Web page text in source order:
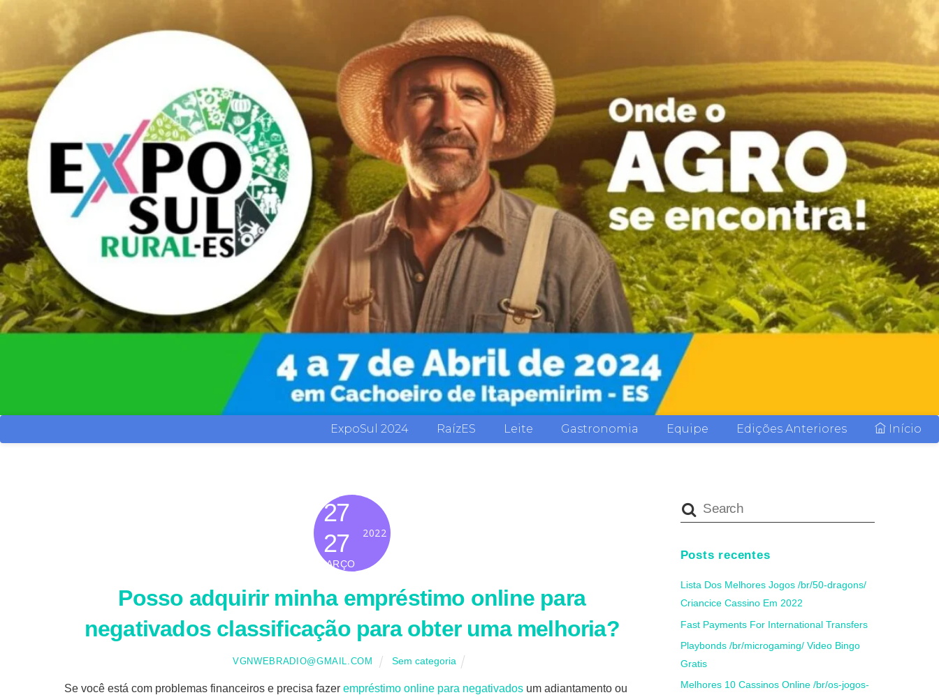
ExpoSul 2024 RaízES Leite Gastronomia Equipe Edições Anteriores Início
27
27
MARÇO
2022
Posso adquirir minha empréstimo online para
negativados classificação para obter uma melhoria?
VGNWEBRADIO@GMAIL.COM Sem categoria
Se você está com problemas financeiros e precisa fazer empréstimo online para negativados um adiantamento ou
Posts recentes
Lista Dos Melhores Jogos /br/50-dragons/
Criancice Cassino Em 2022
Fast Payments For International Transfers
Playbonds /br/microgaming/ Video Bingo
Gratis
Melhores 10 Cassinos Online /br/os-jogos-